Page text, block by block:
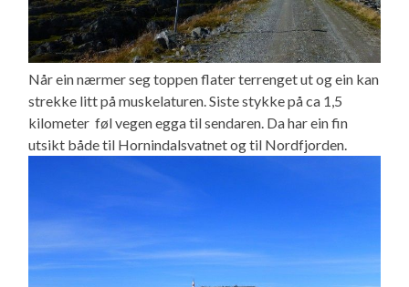
Når ein nærmer seg toppen flater terrenget ut og ein kan
strekke litt på muskelaturen. Siste stykke på ca 1,5
kilometer føl vegen egga til sendaren. Da har ein fin
utsikt både til Hornindalsvatnet og til Nordfjorden.